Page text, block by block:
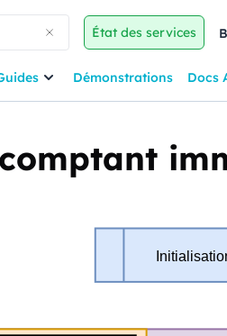
État des services
Démonstrations Docs